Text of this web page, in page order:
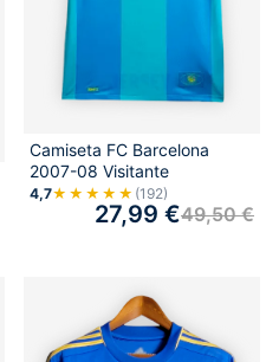
Camiseta FC Barcelona
2007-08 Visitante
4,7★★★★★ (192)
49,50€
27,99 €